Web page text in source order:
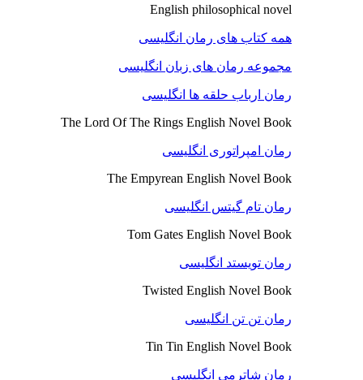
English philosophical novel
همه کتاب های رمان انگلیسی
مجموعه رمان های زبان انگلیسی
رمان ارباب حلقه ها انگلیسی
The Lord Of The Rings English Novel Book
رمان امپراتوری انگلیسی
The Empyrean English Novel Book
رمان تام گیتس انگلیسی
Tom Gates English Novel Book
رمان تویستد انگلیسی
Twisted English Novel Book
رمان تن تن انگلیسی
Tin Tin English Novel Book
رمان شاترمی انگلیسی